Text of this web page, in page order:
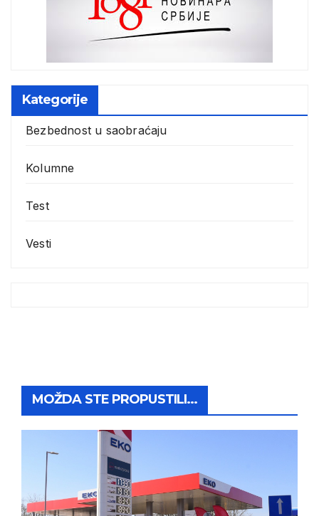
Kategorije
Bezbednost u saobraćaju
Kolumne
Test
Vesti
MOŽDA STE PROPUSTILI...